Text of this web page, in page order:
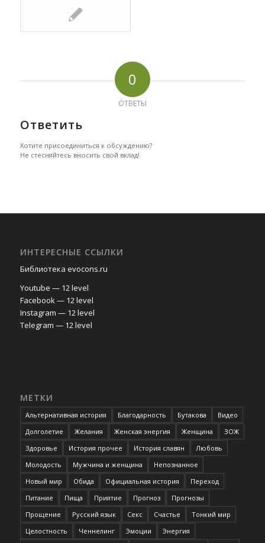
0
ОТВЕТЫ
Ответить
Хотите присоединиться к обсуждению?
Не стесняйтесь вносить свой вклад!
ИНТЕРЕСНЫЕ ССЫЛКИ
Библиотека evocons.ru
Youtube — 12 level
Facebook — 12 level
Instagram — 12 level
Telegram — 12 level
МЕТКИ
Альтернативная история Благодарность Бутакова
Видео
Долголетие
Желания Женская энергия Женщина
ЗОЖ
Здоровье
История прочее История славян
Любовь
Молодость
Мужчина и женщина
Непознанное
Новый мир
Обида Официальная история
Переход
Питание
Пища Приятие Прогноз
Прогнозы
Прощение
Русский язык Секс Счастье
Тонкий мир
Целостность
Ченнелинг Эмоции
Энергия